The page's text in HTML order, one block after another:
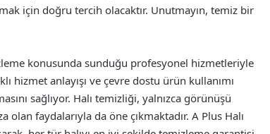
için doğru tercih olacaktır. Unutmayın, temiz bir
konusunda sunduğu profesyonel hizmetleriyle
hizmet anlayışı ve çevre dostu ürün kullanımı
sağlıyor. Halı temizliği, yalnızca görünüşü
olan faydalarıyla da öne çıkmaktadır. A Plus Halı